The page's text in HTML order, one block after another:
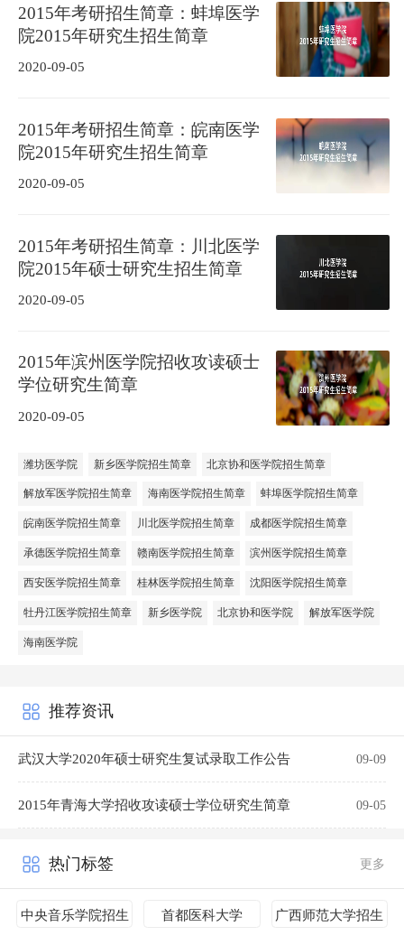
2015年考研招生简章：蚌埠医学
院2015年研究生招生简章
2020-09-05
2015年考研招生简章：皖南医学
院2015年研究生招生简章
2020-09-05
2015年考研招生简章：川北医学
院2015年硕士研究生招生简章
2020-09-05
2015年滨州医学院招收攻读硕士
学位研究生简章
2020-09-05
潍坊医学院 新乡医学院招生简章 北京协和医学院招生简章
解放军医学院招生简章 海南医学院招生简章 蚌埠医学院招生简章
皖南医学院招生简章 川北医学院招生简章 成都医学院招生简章
承德医学院招生简章 赣南医学院招生简章 滨州医学院招生简章
西安医学院招生简章 桂林医学院招生简章 沈阳医学院招生简章
牡丹江医学院招生简章 新乡医学院 北京协和医学院 解放军医学院
海南医学院
推荐资讯
武汉大学2020年硕士研究生复试录取工作公告 09-09
2015年青海大学招收攻读硕士学位研究生简章 09-05
热门标签 更多
中央音乐学院招生
首都医科大学
广西师范大学招生